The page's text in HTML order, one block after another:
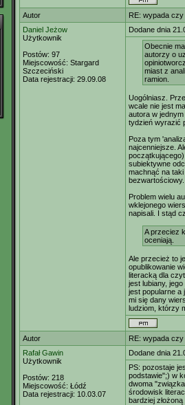
Autor
RE: wypada
Daniel Jeżow
Użytkownik
Postów: 97
Miejscowość: Stargard
Szczeciński
Data rejestracji: 29.09.08
Dodane dnia
Obecnie
autorzy o
miast z
ramion.
Uogólniasz.
wcale nie jest
autora w
tydzień wyrazić
Poza tym
najcenniejsze.
subiektywne
machnąć na
bezwartościowy.
Problem wielu
wklejonego
napisali. I stąd
A przeciez
oceniają.
Ale przecież to
opublikowanie
literacką dla
jest lubiany,
jest popularne a
mi się dany
ludziom, którzy
Autor
RE: wypada
Rafał Gawin
Użytkownik
Postów: 218
Miejscowość: Łódź
Data rejestracji: 10.03.07
Dodane dnia
PS: pozostaje
podstawie";) w
dwoma
środowisk
bardziej